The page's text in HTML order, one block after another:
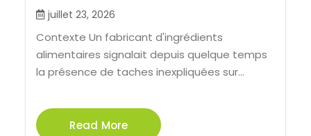
juillet 23, 2026
Contexte Un fabricant d'ingrédients
alimentaires signalait depuis quelque temps
la présence de taches inexpliquées sur...
Read More